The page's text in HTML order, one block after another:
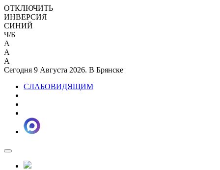
ОТКЛЮЧИТЬ
ИНВЕРСИЯ
СИНИЙ
Ч/Б
A
A
A
Сегодня 9 Августа 2026. В Брянске
СЛАБОВИДЯЩИМ